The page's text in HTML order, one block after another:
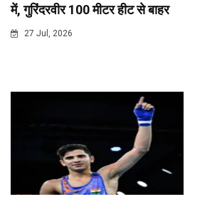
में, गुरिंदरवीर 100 मीटर हीट से बाहर
27 Jul, 2026